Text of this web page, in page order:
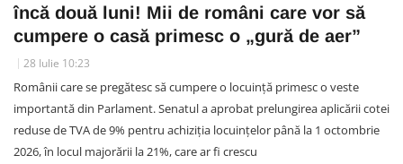
încă două luni! Mii de români care vor să
cumpere o casă primesc o „gură de aer”
28 Iulie 10:23
Românii care se pregătesc să cumpere o locuință primesc o veste
importantă din Parlament. Senatul a aprobat prelungirea aplicării cotei
reduse de TVA de 9% pentru achiziția locuințelor până la 1 octombrie
2026, în locul majorării la 21%, care ar fi crescu